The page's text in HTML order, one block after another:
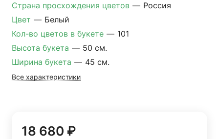
Страна просхождения цветов — Россия
Цвет — Белый
Кол-во цветов в букете — 101
Высота букета — 50 см.
Ширина букета — 45 см.
Все характеристики
18 680 ₽